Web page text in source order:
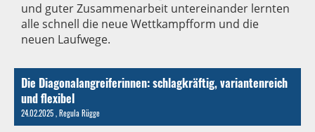
und guter Zusammenarbeit untereinander lernten
alle schnell die neue Wettkampfform und die
neuen Laufwege.
Die Diagonalangreiferinnen: schlagkräftig, variantenreich
und flexibel
24.02.2025, Regula Rügge